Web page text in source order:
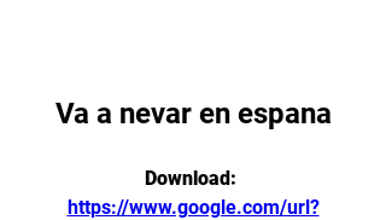
Va a nevar en espana
https://www.google.com/url?